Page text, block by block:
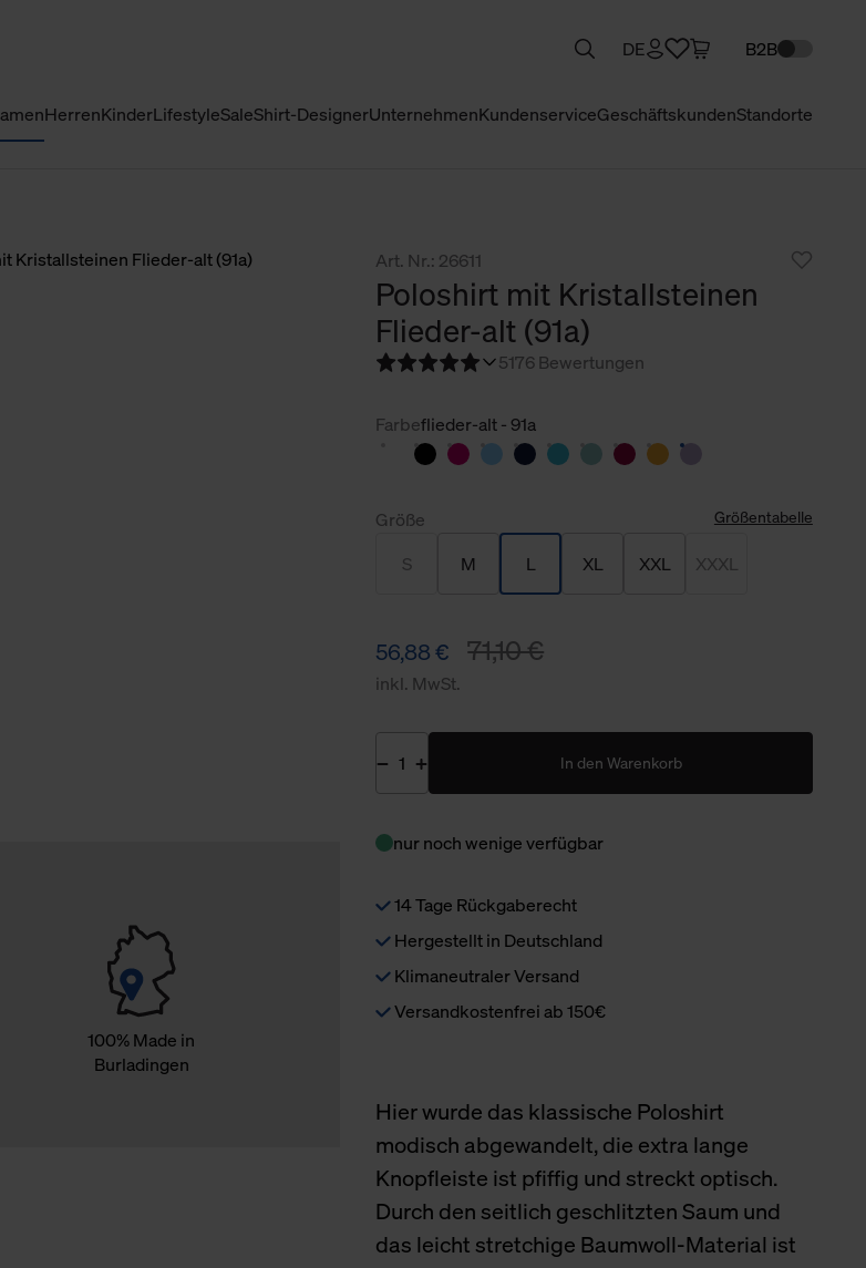
HerrenKinderLifestyleSaleShirt-DesignerUnternehmenKundenserviceGeschäftskundenStandorte
DE B2B
100% Made in
Burladingen
Art. Nr.: 26611
Poloshirt mit Kristallsteinen
Flieder-alt (91a)
5176 Bewertungen
Farbeflieder-alt - 91a
Größe Größentabelle
S M L XL XXL XXXL
56,88 € 71,10 €
inkl. MwSt.
In den Warenkorb
nur noch wenige verfügbar
14 Tage Rückgaberecht
Hergestellt in Deutschland
Klimaneutraler Versand
Versandkostenfrei ab 150€
Hier wurde das klassische Poloshirt
modisch abgewandelt, die extra lange
Knopfleiste ist pfiffig und streckt optisch.
Durch den seitlich geschlitzten Saum und
das leicht stretchige Baumwoll-Material ist